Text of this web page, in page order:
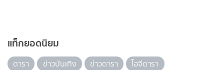
แท็กยอดนิยม
ดารา ข่าวบันเทิง ข่าวดารา
ไอจีดารา